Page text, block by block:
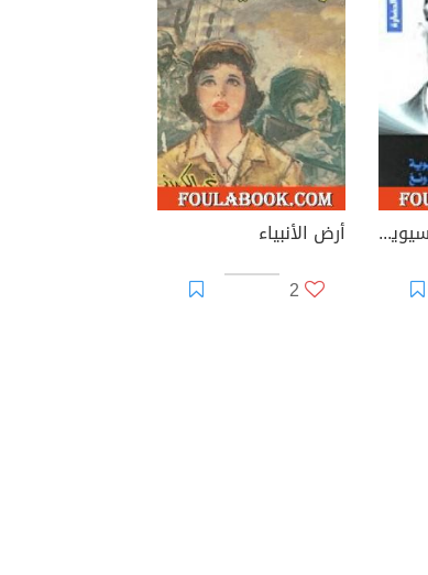
فكرة الإفريقية الآسيوية في ضوء مؤتمر باندونغ
أرض الأنبياء
2